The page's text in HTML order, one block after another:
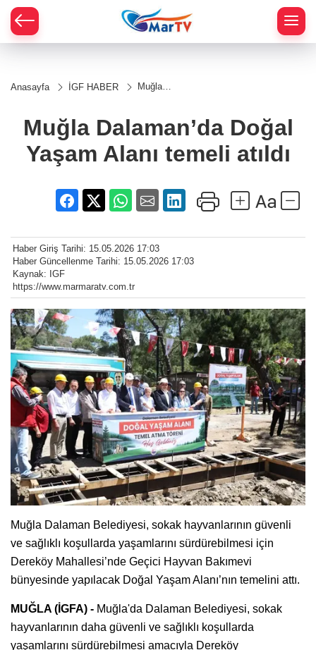
Anasayfa İGF HABER
Muğla
Alanı
Muğla Dalaman’da Doğal
Yaşam Alanı temeli atıldı
Haber Giriş Tarihi: 15.05.2026 17:03
Haber Güncellenme Tarihi: 15.05.2026 17:03
Kaynak: IGF
https://www.marmaratv.com.tr
Muğla Dalaman Belediyesi, sokak hayvanlarının güvenli
ve sağlıklı koşullarda yaşamlarını sürdürebilmesi için
Dereköy Mahallesi’nde Geçici Hayvan Bakımevi
bünyesinde yapılacak Doğal Yaşam Alanı’nın temelini attı.
MUĞLA (İGFA) - Muğla'da Dalaman Belediyesi, sokak
hayvanlarının daha güvenli ve sağlıklı koşullarda
yaşamlarını sürdürebilmesi amacıyla Dereköy